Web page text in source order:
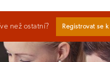
než ostatní? Registrovat se